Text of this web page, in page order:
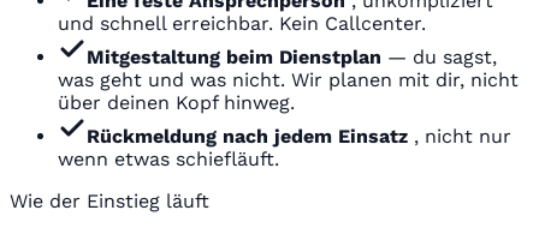
und schnell erreichbar. Kein Callcenter.
Mitgestaltung beim Dienstplan — du sagst,
was geht und was nicht. Wir planen mit dir, nicht
über deinen Kopf hinweg.
Rückmeldung nach jedem Einsatz , nicht nur
wenn etwas schiefläuft.
Wie der Einstieg läuft